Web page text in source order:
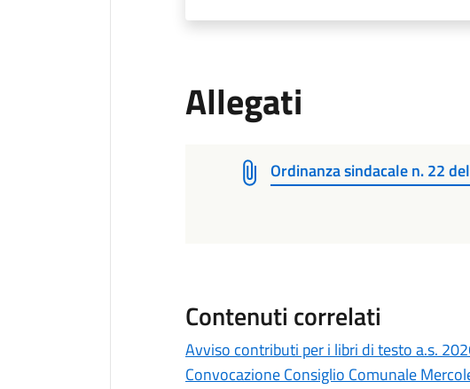
Allegati
Ordinanza sindacale n. 22
Contenuti correlati
Avviso contributi per i libri di testo a.s.
Convocazione Consiglio Comunale